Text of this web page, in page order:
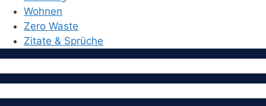
Wohnen
Zero Waste
Zitate & Sprüche